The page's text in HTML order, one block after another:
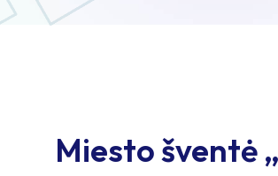
Miesto šventė